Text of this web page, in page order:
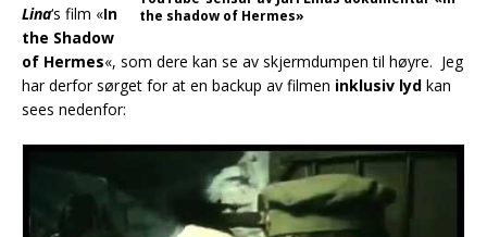
the shadow of Hermes»
Lina‘s film «In
the Shadow
of Hermes«, som dere kan se av skjermdumpen til høyre. Jeg
har derfor sørget for at en backup av filmen inklusiv lyd kan
sees nedenfor: